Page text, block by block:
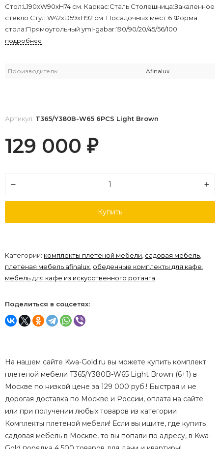
Стол:L190хW90xH74 см. Каркас:Сталь Столешница:Закаленное
стекло Стул:W42xD59xH92 см. Посадочных мест:6 Форма
стола:Прямоугольный yml-gabar:190/90/20/45/56/100
подробнее
Производитель: Afinalux
Артикул: T365/Y380B-W65 6PCS Light Brown
129 000 ₽
Купить
Категории: комплекты плетеной мебели, садовая мебель,
плетеная мебель afinalux, обеденные комплекты для кафе,
мебель для кафе из искусственного ротанга
Поделиться в соцсетях:
На нашем сайте Kwa-Gold.ru вы можете купить комплект
плетеной мебели T365/Y380B-W65 Light Brown (6+1) в
Москве по низкой цене за 129 000 руб.! Быстрая и не
дорогая доставка по Москве и России, оплата на сайте
или при получении любых товаров из категории
Комплекты плетеной мебели! Если вы ищите, где купить
садовая мебель в Москве, то вы попали по адресу, в Kwa-